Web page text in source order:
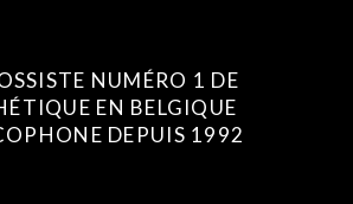
NUMÉRO 1 DE
EN BELGIQUE
DEPUIS 1992